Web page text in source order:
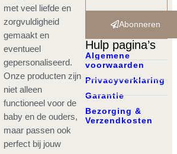
met veel liefde en
zorgvuldigheid
gemaakt en
eventueel
gepersonaliseerd.
Onze producten zijn
niet alleen
functioneel voor de
baby en de ouders,
maar passen ook
perfect bij jouw
Abonneren
Hulp pagina’s
Algemene
voorwaarden
Privacyverklaring
Garantie
Bezorging &
Verzendkosten